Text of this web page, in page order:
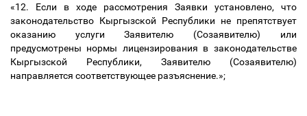
«12. Если в ходе рассмотрения Заявки установлено, что
законодательство Кыргызской Республики не препятствует
оказанию услуги Заявителю (Созаявителю) или
предусмотрены нормы лицензирования в законодательстве
Кыргызской Республики, Заявителю (Созаявителю)
направляется соответствующее разъяснение.»;